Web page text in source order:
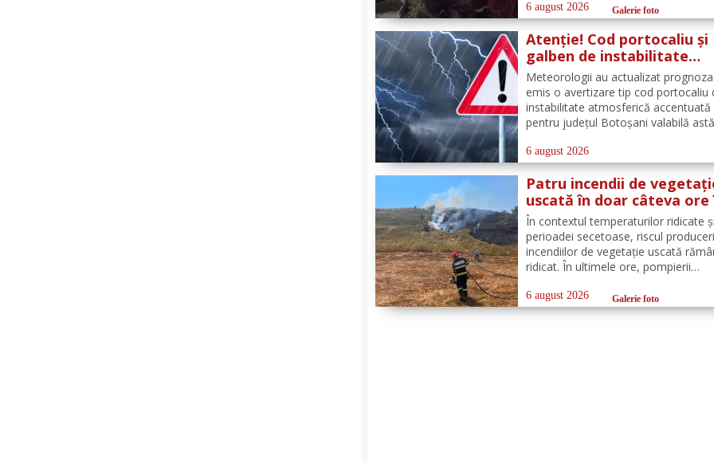
scurt timp, pompierii din cadrul
de Lucru Flămânzi, cu o
stingere și...
6 august 2026 Galerie foto
Atenție! Cod portocaliu și
galben de instabilitate
atmosferică pentru
Botoșani
Meteorologii au actualizat
emis o avertizare tip cod portocaliu
instabilitate atmosferică accentuată
pentru județul Botoșani valabilă
menționat vor fi perioade cu
atmosferică accentuată ce se va
manifesta prin...
6 august 2026
Patru incendii de
uscată în doar câteva ore
județul Botoșani. La
a ars un hectar de
În contextul temperaturilor ridicate
perioadei secetoase, riscul
incendiilor de vegetație uscată
ridicat. În ultimele ore, pompierii
localizarea și lichidarea a patru
vegetație uscată, produse în
6 august 2026 Galerie foto